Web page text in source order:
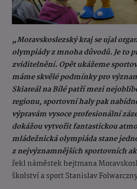
„Moravskoslezský kraj se ujal
olympiády z mnoha důvodů. Je to
zviditelnění. Opět ukážeme
máme skvělé podmínky pro
Skiareál na Bílé patří mezi
regionu, sportovní haly pak
výpravám vysoce profesionální
dokážou vytvořit fantastickou
mládežnická olympiáda stane
z nejvýznamnějších sportovních
řekl náměstek hejtmana
školství a sport Stanislav